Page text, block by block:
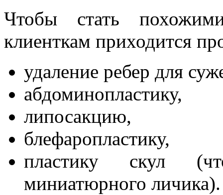
Чтобы стать
клиенткам приходится
удаление ребер для
абдоминопластику,
липосакцию,
блефаропластику,
пластику скул
миниатюрного личика).